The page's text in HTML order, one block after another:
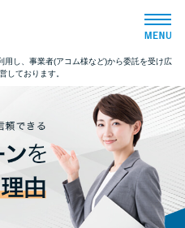
ツ
ランキング
すぐ借りたい方向け
し、事業者(アコム様など)から委託を受け広
しております。